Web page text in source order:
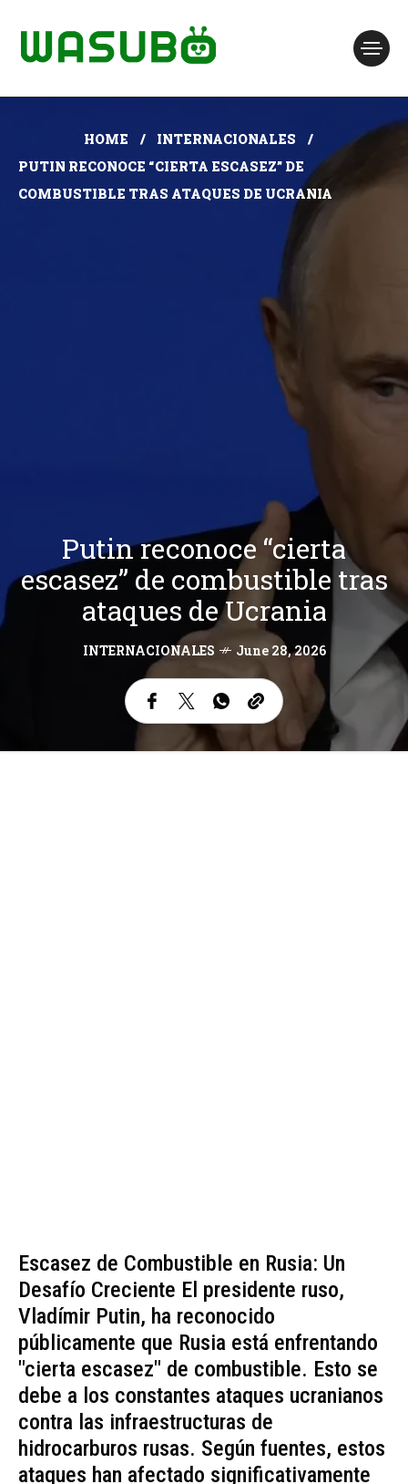
HOME
INTERNACIONALES
PUTIN RECONOCE “CIERTA ESCASEZ” DE
COMBUSTIBLE TRAS ATAQUES DE UCRANIA
Putin reconoce “cierta
escasez” de combustible tras
ataques de Ucrania
INTERNACIONALES June 28, 2026
Escasez de Combustible en Rusia: Un
Desafío Creciente El presidente ruso,
Vladímir Putin, ha reconocido
públicamente que Rusia está enfrentando
"cierta escasez" de combustible. Esto se
debe a los constantes ataques ucranianos
contra las infraestructuras de
hidrocarburos rusas. Según fuentes, estos
ataques han afectado significativamente